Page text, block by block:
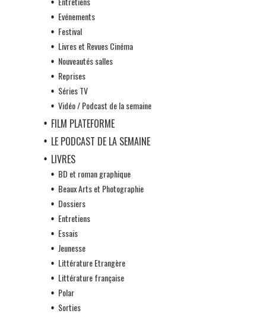
Evénements
Festival
Livres et Revues Cinéma
Nouveautés salles
Reprises
Séries TV
Vidéo / Podcast de la semaine
FILM PLATEFORME
LE PODCAST DE LA SEMAINE
LIVRES
BD et roman graphique
Beaux Arts et Photographie
Dossiers
Entretiens
Essais
Jeunesse
Littérature Etrangère
Littérature française
Polar
Sorties